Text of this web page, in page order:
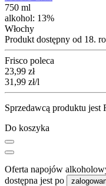
750 ml
alkohol: 13%
Włochy
Produkt dostępny od 18.
Frisco poleca
Cena
23,99 zł
31,99 zł/l
Sprzedawcą produktu jest
Do koszyka
Oferta napojów
dostępna jest po